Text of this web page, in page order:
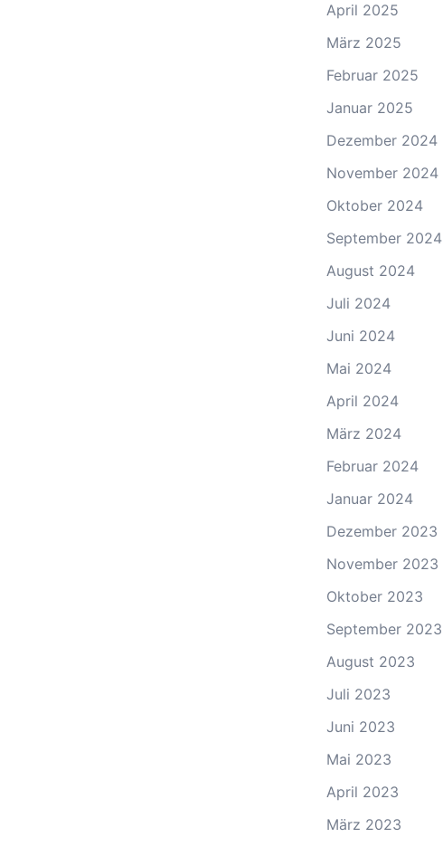
April 2025
März 2025
Februar 2025
Januar 2025
Dezember 2024
November 2024
Oktober 2024
September 2024
August 2024
Juli 2024
Juni 2024
Mai 2024
April 2024
März 2024
Februar 2024
Januar 2024
Dezember 2023
November 2023
Oktober 2023
September 2023
August 2023
Juli 2023
Juni 2023
Mai 2023
April 2023
März 2023